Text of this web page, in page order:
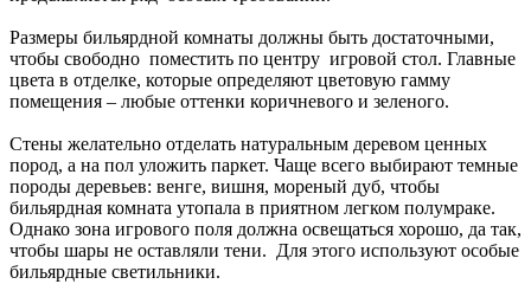
Размеры бильярдной комнаты должны быть достаточными,
чтобы свободно поместить по центру игровой стол. Главные
цвета в отделке, которые определяют цветовую гамму
помещения – любые оттенки коричневого и зеленого.
Стены желательно отделать натуральным деревом ценных
пород, а на пол уложить паркет. Чаще всего выбирают темные
породы деревьев: венге, вишня, мореный дуб, чтобы
бильярдная комната утопала в приятном легком полумраке.
Однако зона игрового поля должна освещаться хорошо, да так,
чтобы шары не оставляли тени. Для этого используют особые
бильярдные светильники.